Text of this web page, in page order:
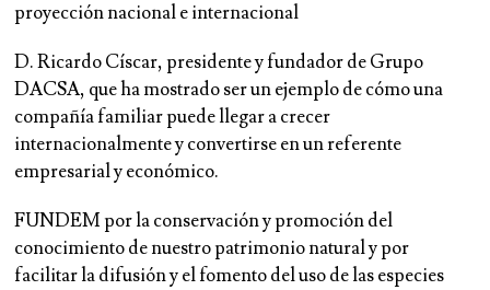
proyección nacional e internacional
D. Ricardo Císcar, presidente y fundador de Grupo
DACSA, que ha mostrado ser un ejemplo de cómo una
compañía familiar puede llegar a crecer
internacionalmente y convertirse en un referente
empresarial y económico.
FUNDEM por la conservación y promoción del
conocimiento de nuestro patrimonio natural y por
facilitar la difusión y el fomento del uso de las especies